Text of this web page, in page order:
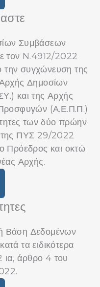
Συμβάσεων
τον N.4912/2022
συγχώνευση της
Αρχής Δημοσίων
και της Αρχής
(Α.Ε.Π.Π.)
των δύο πρώην
ΠΥΣ 29/2022
Πρόεδρος και οκτώ
Αρχής.
Βάση Δεδομένων
τα ειδικότερα
ια, άρθρο 4 του